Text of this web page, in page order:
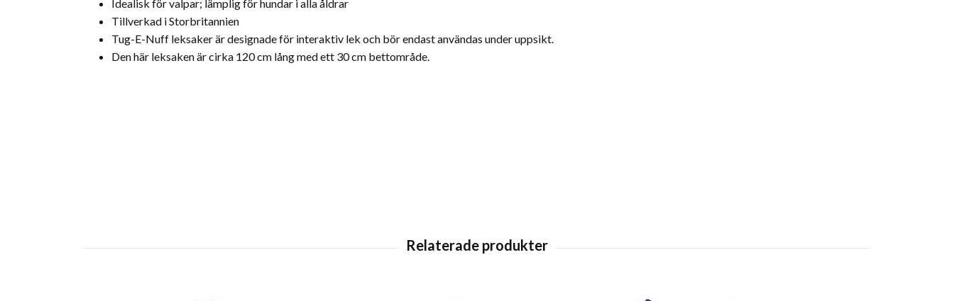
Idealisk för valpar; lämplig för hundar i alla åldrar
Tillverkad i Storbritannien
Tug-E-Nuff leksaker är designade för interaktiv lek och bör endast användas under uppsikt.
Den här leksaken är cirka 120 cm lång med ett 30 cm bettområde.